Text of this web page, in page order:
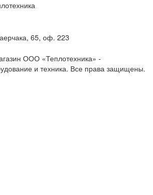
65, оф. 223
ООО «Теплотехника» -
и техника. Все права защищены.